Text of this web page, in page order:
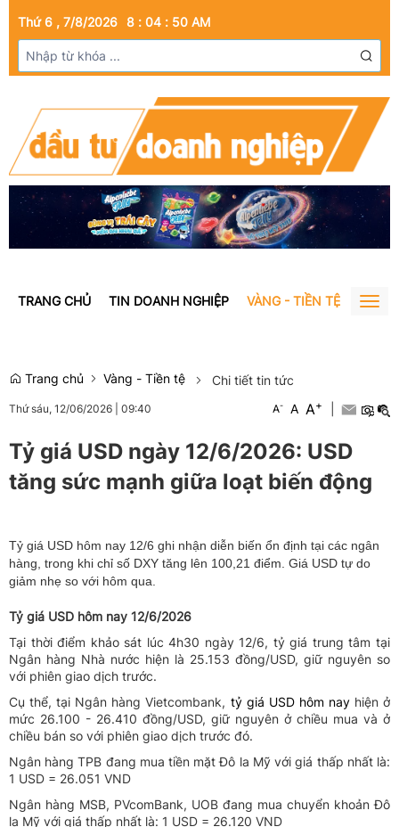
Thứ 6 , 7/8/2026 8 : 04 : 51AM
TRANG CHỦ TIN DOANH NGHIỆP VÀNG - TIỀN TỆ BẤT
Trang chủ Vàng - Tiền tệ Chi tiết tin tức
Thứ sáu, 12/06/2026 09:40 A- A A+
Tỷ giá USD ngày 12/6/2026: USD
tăng sức mạnh giữa loạt biến động
Tỷ giá USD hôm nay 12/6 ghi nhận diễn biến ổn định tại các ngân
hàng, trong khi chỉ số DXY tăng lên 100,21 điểm. Giá USD tự do
giảm nhẹ so với hôm qua.
Tỷ giá USD hôm nay 12/6/2026
Tại thời điểm khảo sát lúc 4h30 ngày 12/6, tỷ giá trung tâm tại
Ngân hàng Nhà nước hiện là 25.153 đồng/USD, giữ nguyên so
với phiên giao dịch trước.
Cụ thể, tại Ngân hàng Vietcombank, tỷ giá USD hôm nayhiện ở
mức 26.100 - 26.410 đồng/USD, giữ nguyên ở chiều mua và ở
chiều bán so với phiên giao dịch trước đó.
Ngân hàng TPB đang mua tiền mặt Đô la Mỹ với giá thấp nhất là:
1 USD = 26.051 VND
Ngân hàng MSB, PVcomBank, UOB đang mua chuyển khoản Đô
la Mỹ với giá thấp nhất là: 1 USD = 26.120 VND